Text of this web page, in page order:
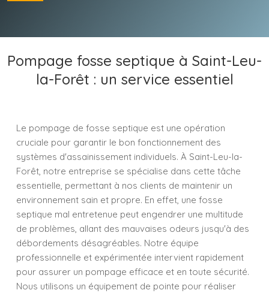
Pompage fosse septique à Saint-Leu-
la-Forêt : un service essentiel
Le pompage de fosse septique est une opération
cruciale pour garantir le bon fonctionnement des
systèmes d'assainissement individuels. À Saint-Leu-la-
Forêt, notre entreprise se spécialise dans cette tâche
essentielle, permettant à nos clients de maintenir un
environnement sain et propre. En effet, une fosse
septique mal entretenue peut engendrer une multitude
de problèmes, allant des mauvaises odeurs jusqu'à des
débordements désagréables. Notre équipe
professionnelle et expérimentée intervient rapidement
pour assurer un pompage efficace et en toute sécurité.
Nous utilisons un équipement de pointe pour réaliser